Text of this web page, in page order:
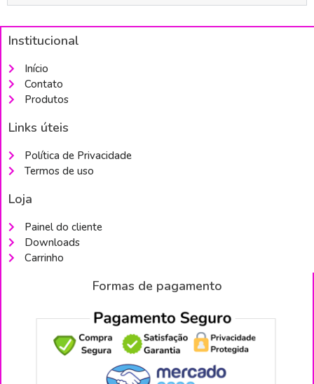
Institucional
Início
Contato
Produtos
Links úteis
Política de Privacidade
Termos de uso
Loja
Painel do cliente
Downloads
Carrinho
Formas de pagamento